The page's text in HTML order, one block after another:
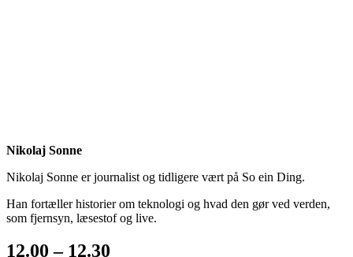
Nikolaj Sonne
Nikolaj Sonne er journalist og tidligere vært på So ein Ding.
Han fortæller historier om teknologi og hvad den gør ved verden,
som fjernsyn, læsestof og live.
12.00 – 12.30